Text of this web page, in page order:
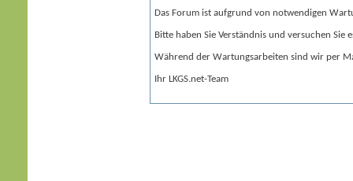
Das Forum ist aufgrund von notwendigen
Bitte haben Sie Verständnis und versuchen Sie
Während der Wartungsarbeiten sind wir per
Ihr LKGS.net-Team